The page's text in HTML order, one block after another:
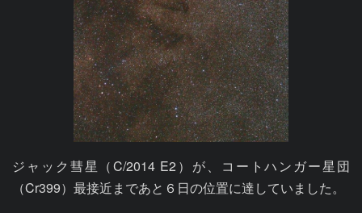
ジャック彗星（C/2014 E2）が、コートハンガー星団
（Cr399）最接近まであと６日の位置に達していました。